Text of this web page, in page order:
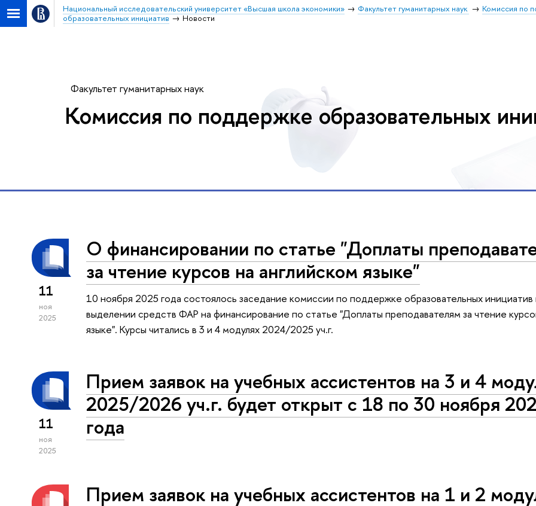
Национальный исследовательский университет «Высшая школа экономики» Факультет гуманитарных наук
Комиссия по
образовательных инициатив
Новости
Факультет гуманитарных наук
Комиссия по поддержке образовательных
11
ноя
2025
О финансировании по статье "Доплаты
за чтение курсов на английском языке"
10 ноября 2025 года состоялось заседание комиссии по поддержке образовательных
выделении средств ФАР на финансирование по статье "Доплаты преподавателям за чтение
языке". Курсы читались в 3 и 4 модулях 2024/2025 уч.г.
11
ноя
2025
Прием заявок на учебных ассистентов на 3 и 4
2025/2026 уч.г. будет открыт с 18 по 30 ноября
года
Прием заявок на учебных ассистентов на 1 и 2